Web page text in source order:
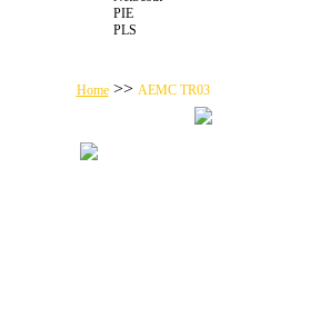
PIE
PLS
Home>> AEMC TR03